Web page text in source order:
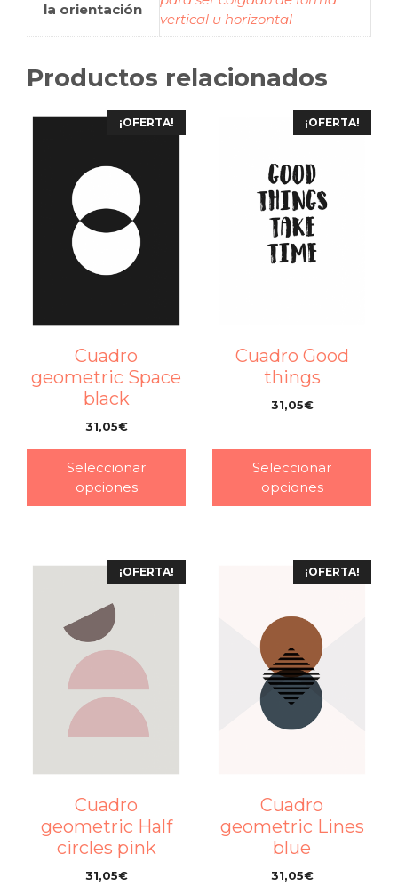
la orientación
vertical u horizontal
Productos relacionados
¡OFERTA!
Cuadro
geometric Space
black
31,05€
Seleccionar
opciones
¡OFERTA!
Cuadro Good
things
31,05€
Seleccionar
opciones
¡OFERTA!
Cuadro
geometric Half
circles pink
31,05€
¡OFERTA!
Cuadro
geometric Lines
blue
31,05€